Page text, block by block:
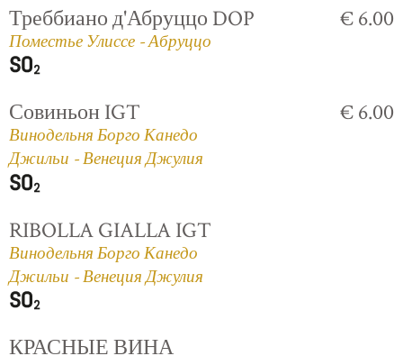
Треббиано д'Абруццо DOP
Поместье Улиссе - Абруццо
€ 6.00
Совиньон IGT
Винодельня Борго Канедо
Джильи - Венеция Джулия
€ 6.00
RIBOLLA GIALLA IGT
Винодельня Борго Канедо
Джильи - Венеция Джулия
КРАСНЫЕ ВИНА